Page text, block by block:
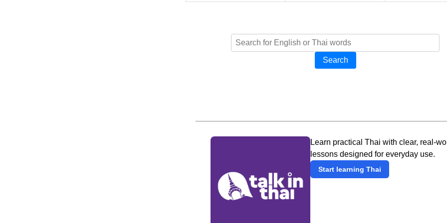
Search
Learn practical Thai with clear, real-
lessons designed for everyday use.
Start learning Thai